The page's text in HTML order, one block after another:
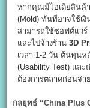
หากคุณมีไอเดียสินค้า
(Mold) ทันทีอาจใช้เ
สามารถใช้ซอฟต์แวร์
และไปจ้างร้าน3D
เวลา 1-2 วัน ต้นทุน
(Usability Test) และ
ต้องการตลาดก่อนจ่า
กลยุทธ์ “China Plus